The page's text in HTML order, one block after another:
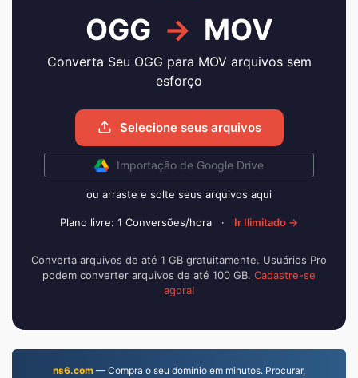
OGG → MOV
Converta Seu OGG para MOV arquivos sem
esforço
Selecione seus arquivos
Importação de Google Drive
ou arraste e solte seus arquivos aqui
Plano livre: 1 Conversões/hora · Ir Ilimitado →
Converta arquivos de até 1 GB gratuitamente. Usuários Pro
podem converter arquivos de até 100 GB. Cadastre-se
agora!
ns6.com — Compra o seu domínio em minutos. Procurar,